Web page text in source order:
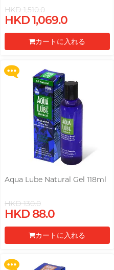
他の商標
LELO レロ
他の商標
全てのプレジャートイを見る
Okamoto
オカモト (香港)
Olivia オリヴィア
P Pepee
pjur ピュア
PLAY & JOY
プレーアンドジョイ
PONTUS ポントス
Power Edge
ROMP
Sagami 相模ゴム
Sensuous
rapper and musician, MastaMic
完璧主義の美術家サンディ
乙女心を持つヨガ教師 Nadia
HKD 1,510.0
HKD 1,069.0
カートに入れる
Upon $200, Get Gillette Labs
with Exfoliating Bar Razorr at
$129!
他の特典へ
Aqua Lube Natural Gel 118ml
HKD 130.0
HKD 88.0
カートに入れる
Upon $200, Get Gillette Labs
with Exfoliating Bar Razorr at
$129!
他の特典へ